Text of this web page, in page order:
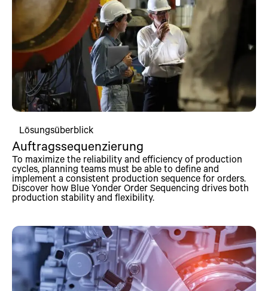
Lösungsüberblick
Auftragssequenzierung
To maximize the reliability and efficiency of production
cycles, planning teams must be able to define and
implement a consistent production sequence for orders.
Discover how Blue Yonder Order Sequencing drives both
production stability and flexibility.